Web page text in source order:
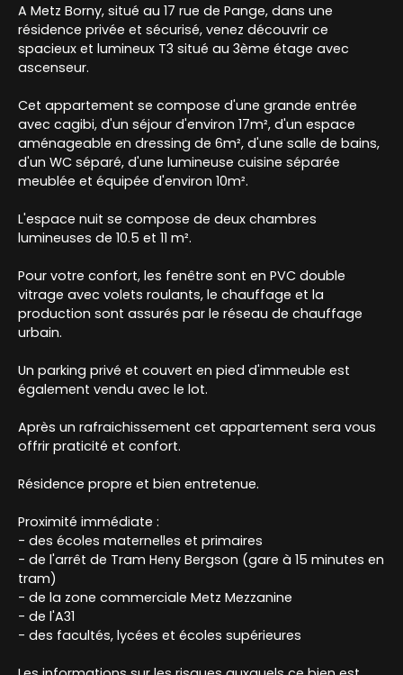
A Metz Borny, situé au 17 rue de Pange, dans une
résidence privée et sécurisé, venez découvrir ce
spacieux et lumineux T3 situé au 3ème étage avec
ascenseur.
Cet appartement se compose d'une grande entrée
avec cagibi, d'un séjour d'environ 17m², d'un espace
aménageable en dressing de 6m², d'une salle de bains,
d'un WC séparé, d'une lumineuse cuisine séparée
meublée et équipée d'environ 10m².
L'espace nuit se compose de deux chambres
lumineuses de 10.5 et 11 m².
Pour votre confort, les fenêtre sont en PVC double
vitrage avec volets roulants, le chauffage et la
production sont assurés par le réseau de chauffage
urbain.
Un parking privé et couvert en pied d'immeuble est
également vendu avec le lot.
Après un rafraichissement cet appartement sera vous
offrir praticité et confort.
Résidence propre et bien entretenue.
Proximité immédiate :
- des écoles maternelles et primaires
- de l'arrêt de Tram Heny Bergson (gare à 15 minutes en
tram)
- de la zone commerciale Metz Mezzanine
- de l'A31
- des facultés, lycées et écoles supérieures